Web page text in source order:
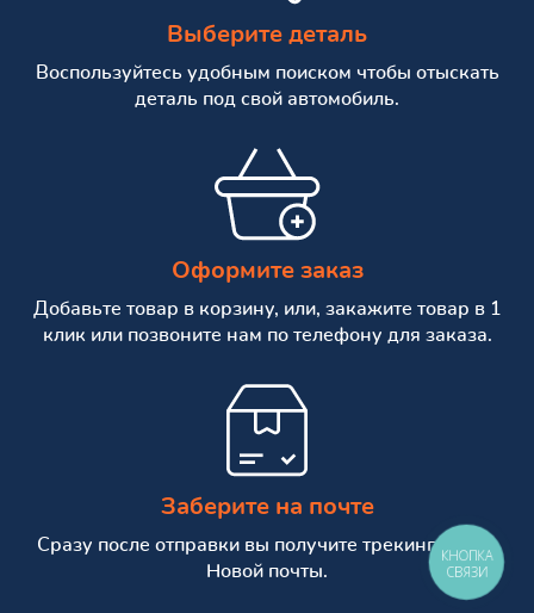
Выберите деталь
Воспользуйтесь удобным поиском чтобы отыскать
деталь под свой автомобиль.
Оформите заказ
Добавьте товар в корзину, или, закажите товар в 1
клик или позвоните нам по телефону для заказа.
Заберите на почте
Сразу после отправки вы получите трекинг номер
Новой почты.
КНОПКА
СВЯЗИ